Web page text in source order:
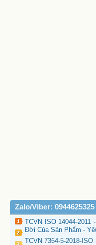
Zalo/Viber:
TCVN ISO 14044-
Đời Của Sản Phẩm -
TCVN 7364-5-2018-